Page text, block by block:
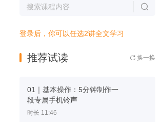

登录后，你可以任选2讲全文学习
推荐试读  换一换
01｜基本操作：5分钟制作一
段专属手机铃声
时长 11:46